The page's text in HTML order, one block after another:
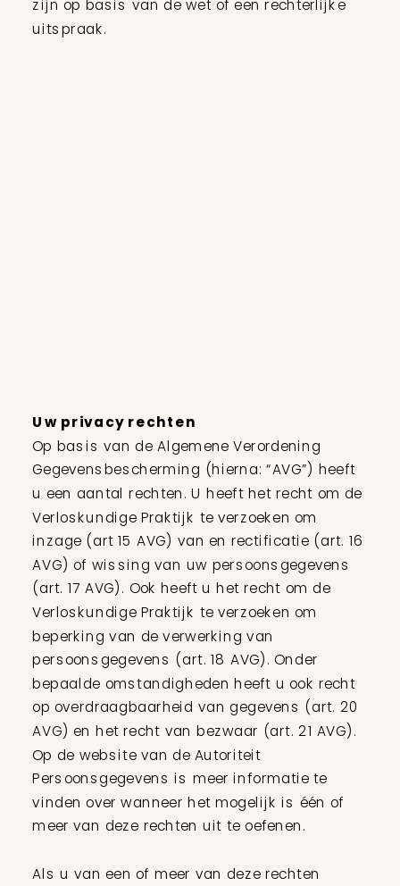
zijn op basis van de wet of een rechterlijke
uitspraak.
Uw privacy rechten
Op basis van de Algemene Verordening
Gegevensbescherming (hierna: “AVG”) heeft
u een aantal rechten. U heeft het recht om de
Verloskundige Praktijk te verzoeken om
inzage (art 15 AVG) van en rectificatie (art. 16
AVG) of wissing van uw persoonsgegevens
(art. 17 AVG). Ook heeft u het recht om de
Verloskundige Praktijk te verzoeken om
beperking van de verwerking van
persoonsgegevens (art. 18 AVG). Onder
bepaalde omstandigheden heeft u ook recht
op overdraagbaarheid van gegevens (art. 20
AVG) en het recht van bezwaar (art. 21 AVG).
Op de website van de Autoriteit
Persoonsgegevens is meer informatie te
vinden over wanneer het mogelijk is één of
meer van deze rechten uit te oefenen.
Als u van een of meer van deze rechten